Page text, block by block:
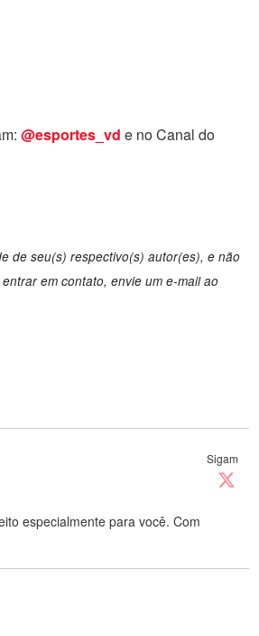
@esportes_vd e no Canal do
de seu(s) respectivo(s) autor(es), e não
em contato, envie um e-mail ao
Sigam
especialmente para você. Com